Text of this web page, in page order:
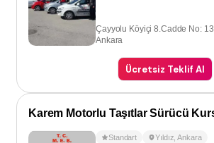
Çayyolu Köyiçi 8.Cadde No:
Ankara
Ücretsiz Teklif Al
Karem Motorlu Taşıtlar Sürücü
Standart Yıldız ,Ankara